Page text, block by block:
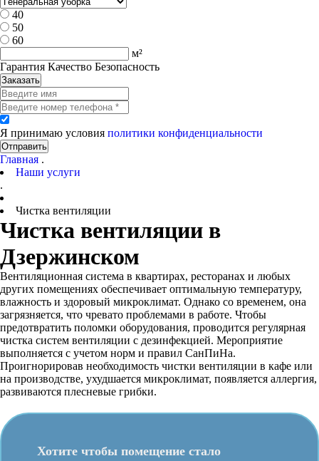
40
50
60
м²
Гарантия Качество Безопасность
Заказать
Я принимаю условия политики конфиденциальности
Отправить
Главная .
Наши услуги
.
Чистка вентиляции
Чистка вентиляции в
Дзержинском
Вентиляционная система в квартирах, ресторанах и любых
других помещениях обеспечивает оптимальную температуру,
влажность и здоровый микроклимат. Однако со временем, она
загрязняется, что чревато проблемами в работе. Чтобы
предотвратить поломки оборудования, проводится регулярная
чистка систем вентиляции с дезинфекцией. Мероприятие
выполняется с учетом норм и правил СанПиНа.
Проигнорировав необходимость чистки вентиляции в кафе или
на производстве, ухудшается микроклимат, появляется аллергия,
развиваются плесневые грибки.
Хотите чтобы помещение стало